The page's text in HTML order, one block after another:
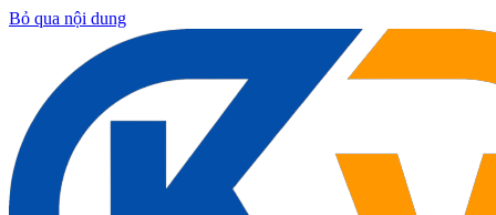
Bỏ qua nội dung